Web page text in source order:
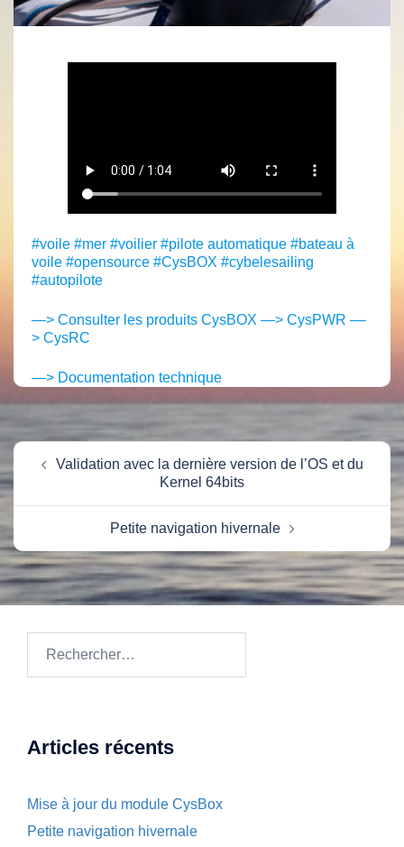
#voile #mer #voilier #pilote automatique #bateau à
voile #opensource #CysBOX #cybelesailing
#autopilote
—> Consulter les produits CysBOX —> CysPWR ––
> CysRC
—> Documentation technique
Navigation
d’article
Validation avec la dernière version de l’OS et du
Kernel 64bits
Petite navigation hivernale
Articles récents
Mise à jour du module CysBox
Petite navigation hivernale